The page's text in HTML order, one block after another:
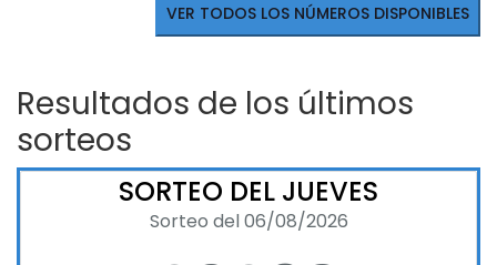
VER TODOS LOS NÚMEROS DISPONIBLES
Resultados de los últimos
sorteos
SORTEO DEL JUEVES
Sorteo del 06/08/2026